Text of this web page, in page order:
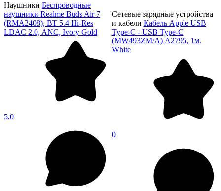
Наушники Беспроводные
наушники Realme Buds Air 7
(RMA2408), BT 5.4 Hi-Res
LDAC 2.0, ANC, Ivory Gold
5,0
Сетевые зарядные устройства
и кабели Кабель Apple USB
Type-C - USB Type-C
(MW493ZM/A) А2795, 1м.
White
0